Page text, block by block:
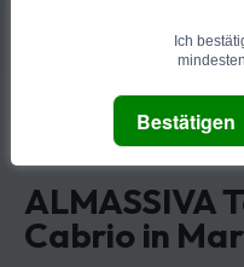
Al Massiva
ALMASSIVA
Cabrio in
Ich